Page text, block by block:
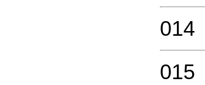
014
015